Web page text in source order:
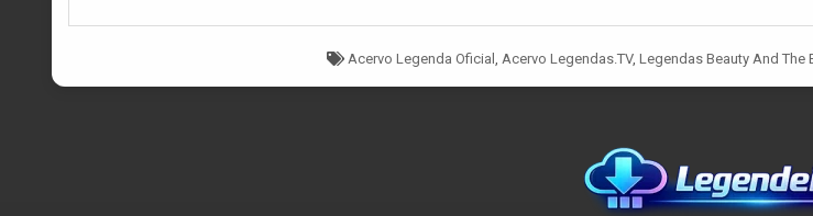
Tagged
Acervo Legenda Oficial Acervo Legendas.TV, Legendas Beauty And The